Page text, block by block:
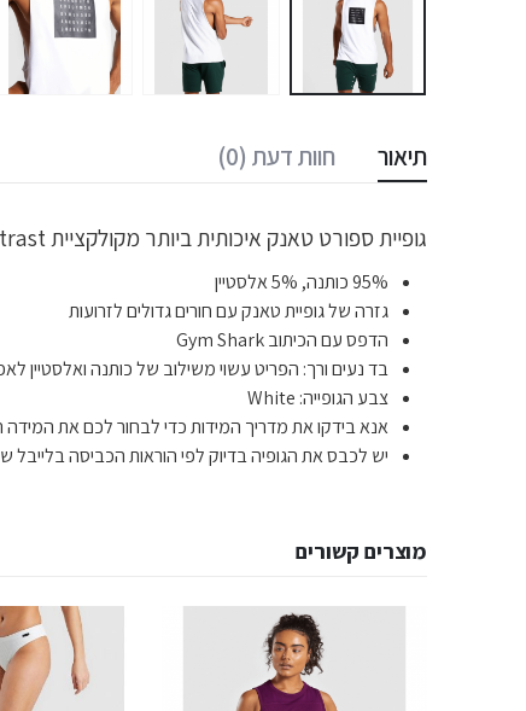
תיאור חוות דעת (0)
גופיית ספורט טאנק איכותית ביותר מקולקציית Contrast מבית Gym Shark לתמיכה מקצועית במהלך האימונים ומיקסום הביצועים במהלך האימון.
95% כותנה, 5% אלסטיין
גזרה של גופיית טאנק עם חורים גדולים לזרועות
הדפס עם הכיתוב Gym Shark
בד נעים ורך: הפריט עשוי משילוב של כותנה ואלסטיין
צבע הגופייה: White
אנא בידקו את מדריך המידות כדי לבחור לכם את המידה
יש לכבס את הגופיה בדיוק לפי הוראות הכביסה בלייבל
מוצרים קשורים